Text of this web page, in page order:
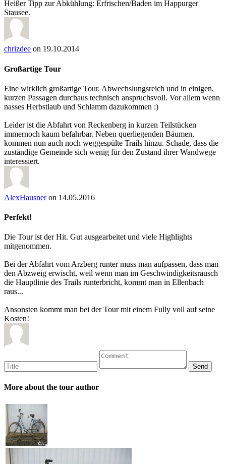
Heißer Tipp zur Abkühlung: Erfrischen/Baden im Happurger
Stausee.
chrizdee on 19.10.2014
Großartige Tour
Eine wirklich großartige Tour. Abwechslungsreich und in einigen,
kurzen Passagen durchaus technisch anspruchsvoll. Vor allem wenn
nasses Herbstlaub und Schlamm dazukommen :)
Leider ist die Abfahrt von Reckenberg in kurzen Teilstücken
immernoch kaum befahrbar. Neben querliegenden Bäumen,
kommen nun auch noch weggespülte Trails hinzu. Schade, dass die
zuständige Gemeinde sich wenig für den Zustand ihrer Wandwege
interessiert.
AlexHausneron 14.05.2016
Perfekt!
Die Tour ist der Hit. Gut ausgearbeitet und viele Highlights
mitgenommen.
Bei der Abfahrt vom Arzberg runter muss man aufpassen, dass man
den Abzweig erwischt, weil wenn man im Geschwindigkeitsrausch
die Hauptlinie des Trails runterbricht, kommt man in Ellenbach
raus...
Ansonsten kommt man bei der Tour mit einem Fully voll auf seine
Kosten!
More about the tour author